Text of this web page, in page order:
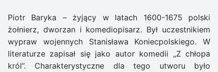
Piotr Baryka – żyjący w latach 1600-1675 polski
żołnierz, dworzan i komediopisarz. Był uczestnikiem
wypraw wojennych Stanisława Koniecpolskiego. W
literaturze zapisał się jako autor komedii „Z chłopa
król”. Charakterystyczne dla tego utworu było